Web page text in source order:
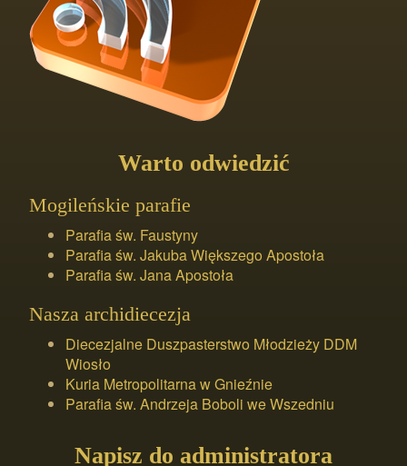
Warto odwiedzić
Mogileńskie parafie
Parafia św. Faustyny
Parafia św. Jakuba Większego Apostoła
Parafia św. Jana Apostoła
Nasza archidiecezja
Diecezjalne Duszpasterstwo Młodzieży DDM
Wiosło
Kuria Metropolitarna w Gnieźnie
Parafia św. Andrzeja Boboli we Wszedniu
Napisz do administratora